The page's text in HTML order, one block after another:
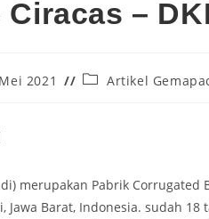
Ciracas –
2021 Artikel
merupakan Pabrik
Jawa Barat, Indonesia. sudah